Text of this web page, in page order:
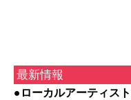
最新情報
●ローカルアーティス